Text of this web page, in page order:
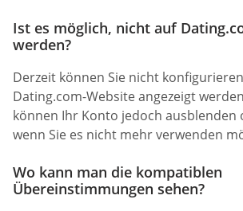
Ist es möglich, nicht auf
werden?
Derzeit können Sie nicht
Dating.com-Website angezeigt
können Ihr Konto jedoch ausblenden
wenn Sie es nicht mehr verwenden
Wo kann man die kompatiblen
Übereinstimmungen sehen?